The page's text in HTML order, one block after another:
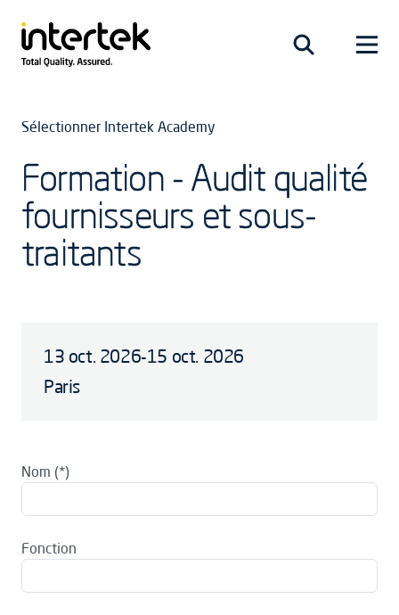
Sélectionner Intertek Academy
Formation - Audit qualité
fournisseurs et sous-
traitants
13 oct. 2026-15 oct. 2026
Paris
Nom
Fonction